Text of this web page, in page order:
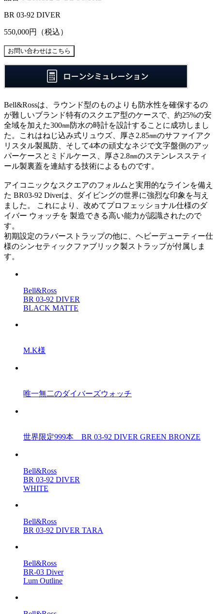
BR 03-92 DIVER
550,000円 （税込）
Bell&Rossは、ラウンド型のものよりも防水性を確保するの
が難しいブランド特有のスクエア型のケースで、約25%の安
全域を加えた300㎜防水の時計を設計することに成功しまし
た。これはねじ込み式リュウズ、厚さ2.85㎜のサファイアク
リスタル製風防、そして4本の頑丈なネジで文字盤側のアッ
パーケースとミドルケース、厚さ2.8㎜のステンレススティ
ール製裏蓋を連結する技術によるものです。
アイコニックなスクエアのフォルムと実用的なラインを備え
た BR03-92 Diverは、ダイビングの世界に強烈な印象を与え
ました。 これにより、改めてプロフェッショナル仕様のダ
イバー ウォッチを 製造できる高い能力が認識されたので
す。
初期設定のラバーストラップの他に、ヘビーデューティー仕
様のシンセティックファブリック製ストラップが付属しま
す。
Bell&Ross
BR 03-92 DIVER
BLACK MATTE
M.K様
唯一無二のダイバーズウォッチ
世界限定999本 BR 03-92 DIVER GREEN BRONZE
Bell&Ross
BR 03-92 DIVER
WHITE
Bell&Ross
BR 03-92 DIVER TARA
Bell&Ross
BR-03 Diver
Lum Outline